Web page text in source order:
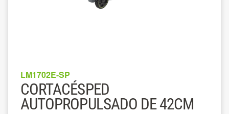
LM1702E-SP
CORTACÉSPED
AUTOPROPULSADO DE 42CM